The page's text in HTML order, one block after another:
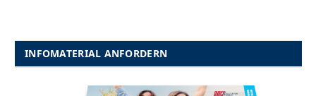
INFOMATERIAL ANFORDERN